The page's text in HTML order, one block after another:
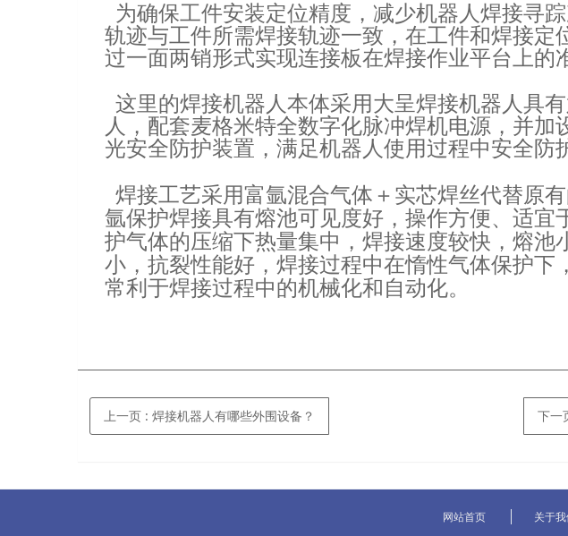
为确保工件安装定位精度，减少机器人焊接寻
轨迹与工件所需焊接轨迹一致，在工件和焊接定
过一面两销形式实现连接板在焊接作业平台上的
这里的焊接机器人本体采用大呈焊接机器人具
人，配套麦格米特全数字化脉冲焊机电源，并加
光安全防护装置，满足机器人使用过程中安全防
焊接工艺采用富氩混合气体＋实芯焊丝代替原
氩保护焊接具有熔池可见度好，操作方便、适宜
护气体的压缩下热量集中，焊接速度较快，熔池
小，抗裂性能好，焊接过程中在惰性气体保护下
常利于焊接过程中的机械化和自动化。
上一页 : 焊接机器人有哪些外围设备？ 下一
网站首页 关于